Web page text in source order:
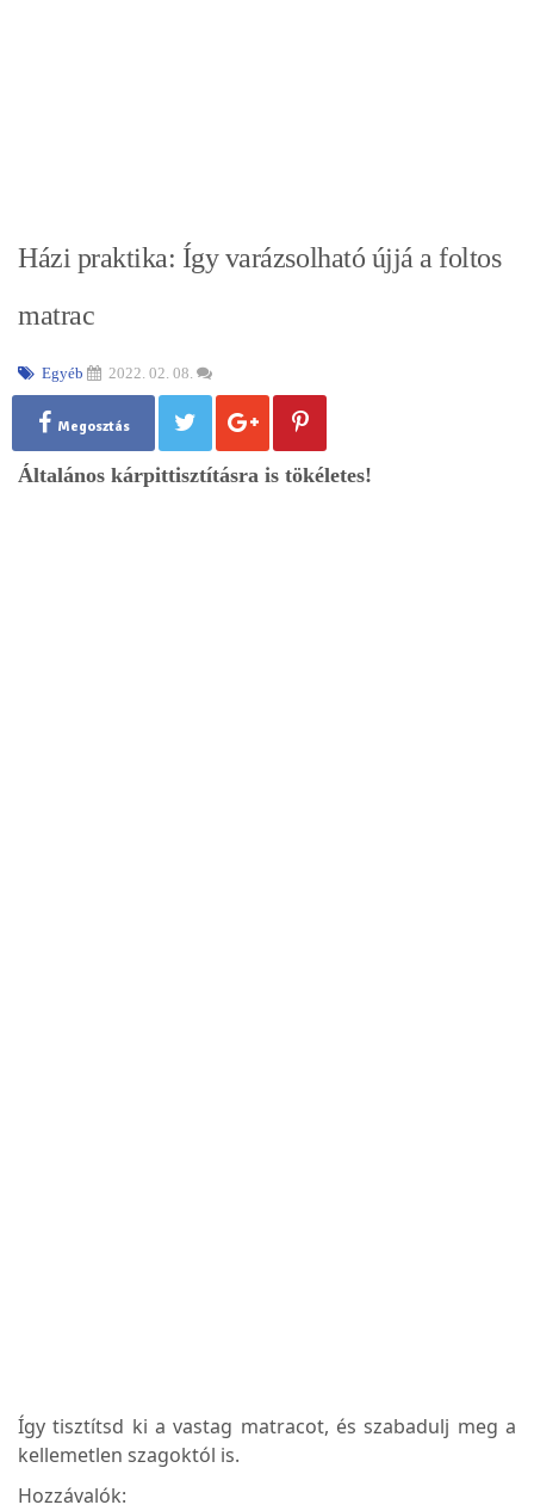
Házi praktika: Így varázsolható újjá a foltos
matrac
Egyéb 2022. 02. 08.
Megosztás
Általános kárpittisztításra is tökéletes!
Így tisztítsd ki a vastag matracot, és szabadulj meg a
kellemetlen szagoktól is.
Hozzávalók: